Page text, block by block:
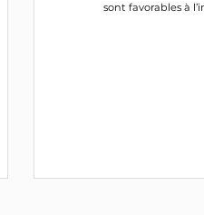
sont favorables à